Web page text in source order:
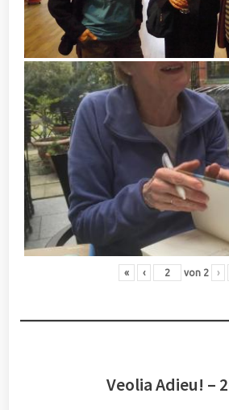
« ‹ von 2 ›
Veolia Adieu! –